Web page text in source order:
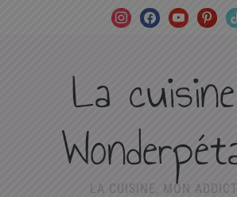
instagramfacebookyoutubepinterest
La
LA CUISINE, MON